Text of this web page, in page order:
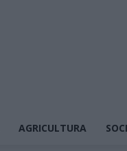
AGRICULTURA